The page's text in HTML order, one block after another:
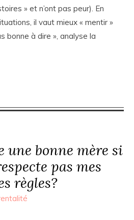
» et n’ont pas peur). En
il vaut mieux « mentir »
bonne à dire », analyse la
une bonne mère si
pas mes
règles?